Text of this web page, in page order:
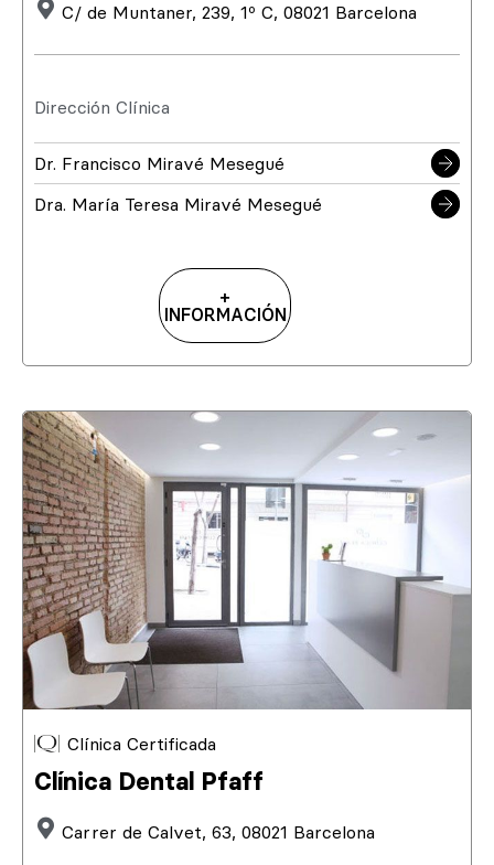
C/ de Muntaner, 239, 1º C, 08021 Barcelona
Dirección Clínica
Dr. Francisco Miravé Mesegué
Dra. María Teresa Miravé Mesegué
+
INFORMACIÓN
Clínica Certificada
Clínica Dental Pfaff
Carrer de Calvet, 63, 08021 Barcelona